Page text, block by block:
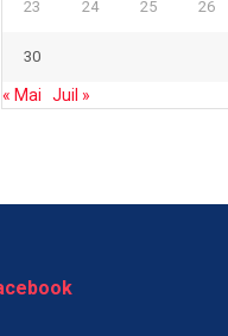
23 24 25 26
30
« Mai Juil »